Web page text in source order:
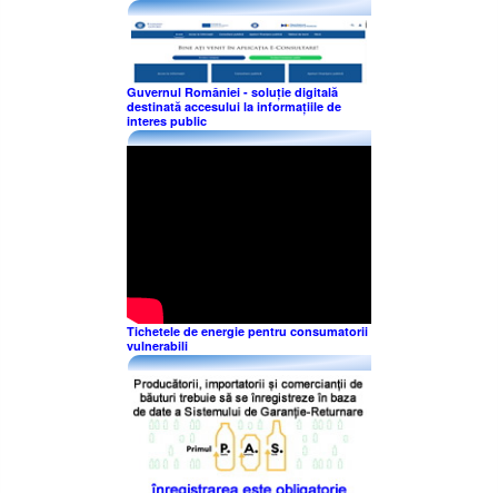
Guvernul României - soluție digitală
destinată accesului la informațiile de
interes public
Tichetele de energie pentru consumatorii
vulnerabili